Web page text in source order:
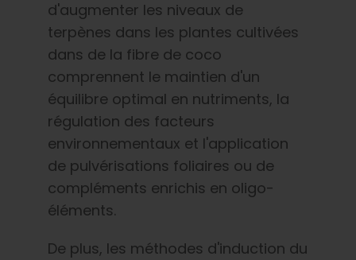
d'augmenter les niveaux de
terpènes dans les plantes cultivées
dans de la fibre de coco
comprennent le maintien d'un
équilibre optimal en nutriments, la
régulation des facteurs
environnementaux et l'application
de pulvérisations foliaires ou de
compléments enrichis en oligo-
éléments.
De plus, les méthodes d'induction du